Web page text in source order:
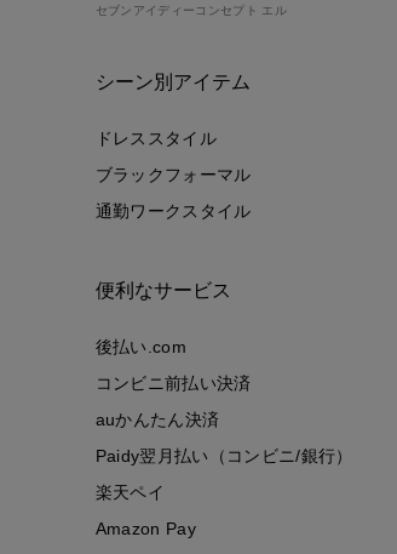
セブンアイディーコンセプト エル
シーン別アイテム
ドレススタイル
ブラックフォーマル
通勤ワークスタイル
便利なサービス
後払い.com
コンビニ前払い決済
auかんたん決済
Paidy翌月払い（コンビニ/銀行）
楽天ペイ
Amazon Pay